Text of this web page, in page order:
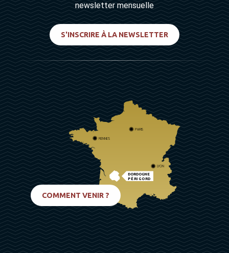
newsletter mensuelle
S'INSCRIRE À LA NEWSLETTER
DORDOGNE
PÉRIGORD
PARIS
RENNES
LYON
COMMENT VENIR ?